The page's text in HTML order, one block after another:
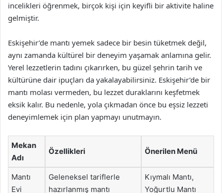
incelikleri öğrenmek, birçok kişi için keyifli bir aktivite haline
gelmiştir.
Eskişehir’de mantı yemek sadece bir besin tüketmek değil,
aynı zamanda kültürel bir deneyim yaşamak anlamına gelir.
Yerel lezzetlerin tadını çıkarırken, bu güzel şehrin tarih ve
kültürüne dair ipuçları da yakalayabilirsiniz. Eskişehir’de bir
mantı molası vermeden, bu lezzet duraklarını keşfetmek
eksik kalır. Bu nedenle, yola çıkmadan önce bu eşsiz lezzeti
deneyimlemek için plan yapmayı unutmayın.
Mekan
Adı
Özellikleri Önerilen Menü
Mantı
Evi
Geleneksel tariflerle
hazırlanmış mantı
Kıymalı Mantı,
Yoğurtlu Mantı